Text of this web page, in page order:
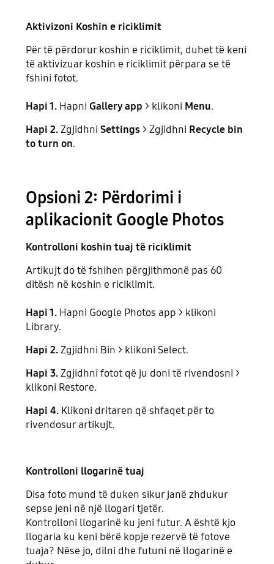
Aktivizoni Koshin e riciklimit
Për të përdorur koshin e riciklimit, duhet të keni
të aktivizuar koshin e riciklimit përpara se të
fshini fotot.
Hapi 1. HapniGallery app > klikoni Menu.
Hapi 2.ZgjidhniSettings > Zgjidhni Recycle bin
to turn on.
Opsioni 2: Përdorimi i
aplikacionit Google Photos
Kontrolloni koshin tuaj të riciklimit
Artikujt do të fshihen përgjithmonë pas 60
ditësh në koshin e riciklimit.
Hapi 1. Hapni Google Photos app > klikoni
Library.
Hapi 2.Zgjidhni Bin > klikoni Select.
Hapi 3.Zgjidhni fotot që ju doni të rivendosni >
klikoni Restore.
Hapi 4. Klikoni dritaren që shfaqet për to
rivendosur artikujt.
Kontrolloni llogarinë tuaj
Disa foto mund të duken sikur janë zhdukur
sepse jeni në një llogari tjetër.
Kontrolloni llogarinë ku jeni futur. A është kjo
llogaria ku keni bërë kopje rezervë të fotove
tuaja? Nëse jo, dilni dhe futuni në llogarinë e